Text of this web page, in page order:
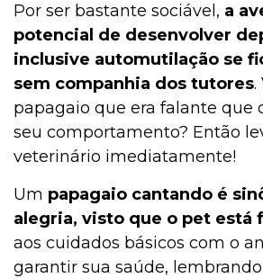
Por ser bastante sociável, a
potencial de desenvolver
inclusive automutilação se
sem companhia dos tutores.
papagaio que era falante que
seu comportamento? Então
veterinário imediatamente!
Um papagaio cantando é
alegria, visto que o pet está
aos cuidados básicos com o
garantir sua saúde,